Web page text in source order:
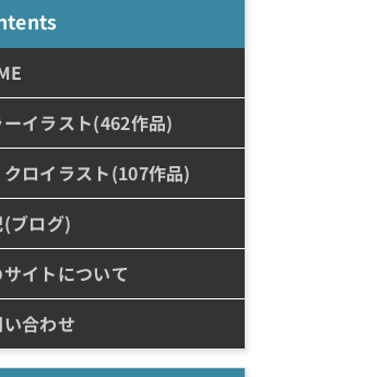
ーイラスト(462作品)
ロイラスト(107作品)
ブログ)
サイトについて
合わせ